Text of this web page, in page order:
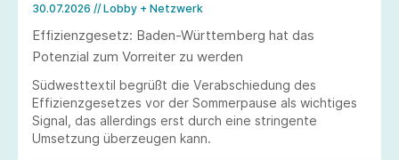
30.07.2026 // Lobby + Netzwerk
Effizienzgesetz: Baden-Württemberg hat das
Potenzial zum Vorreiter zu werden
Südwesttextil begrüßt die Verabschiedung des
Effizienzgesetzes vor der Sommerpause als wichtiges
Signal, das allerdings erst durch eine stringente
Umsetzung überzeugen kann.